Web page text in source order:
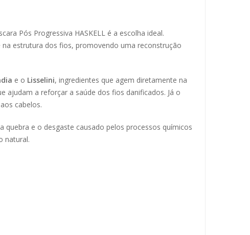
Pós Progressiva HASKELL é a escolha ideal.
estrutura dos fios, promovendo uma reconstrução
e o Lisselini, ingredientes que agem diretamente na
ajudam a reforçar a saúde dos fios danificados. Já o
cabelos.
e o desgaste causado pelos processos químicos
natural.